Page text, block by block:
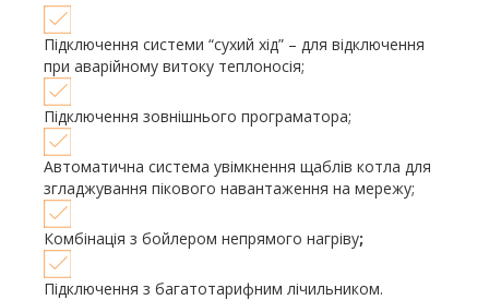
Підключення системи “сухий хід” – для відключення
при аварійному витоку теплоносія;
Підключення зовнішнього програматора;
Автоматична система увімкнення щаблів котла для
згладжування пікового навантаження на мережу;
Комбінація з бойлером непрямого нагріву;
Підключення з багатотарифним лічильником.